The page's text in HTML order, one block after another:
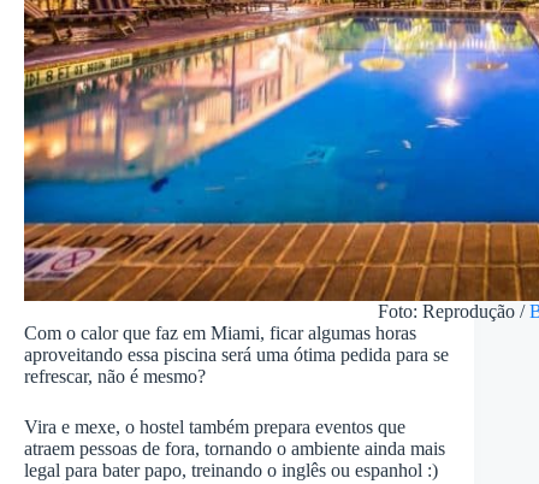
Foto: Reprodução /
Com o calor que faz em Miami, ficar algumas horas
aproveitando essa piscina será uma ótima pedida para se
refrescar, não é mesmo?
Vira e mexe, o hostel também prepara eventos que
atraem pessoas de fora, tornando o ambiente ainda mais
legal para bater papo, treinando o inglês ou espanhol :)